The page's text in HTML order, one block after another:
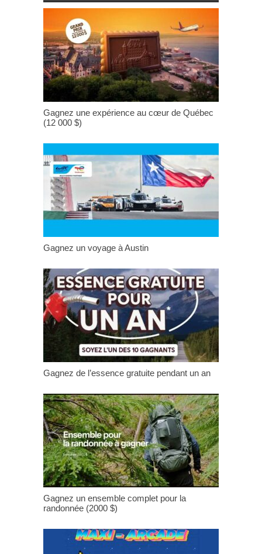
Gagnez une expérience au cœur de Québec
(12 000 $)
Gagnez un voyage à Austin
Gagnez de l’essence gratuite pendant un an
Gagnez un ensemble complet pour la
randonnée (2000 $)